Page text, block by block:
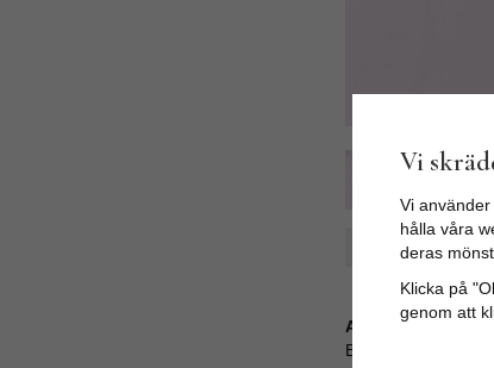
Spara som
Artikelnummer:
BTH-376-377-378
Vi
Vi
hålla våra
deras
Klicka på
genom att